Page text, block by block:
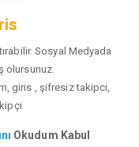
Sosyal Medyada
olursunuz.
giris , şifresiz takipci,
Okudum Kabul